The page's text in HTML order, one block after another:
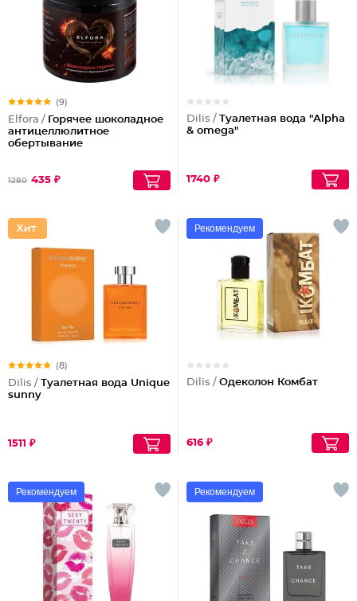
(9)
Elfora / Горячее шоколадное
антицеллюлитное
обертывание
1280 435 ₽
Dilis / Туалетная вода "Alpha
& omega"
1740 ₽
(8)
Dilis / Туалетная вода Unique
sunny
1511 ₽
Рекомендуем
Dilis / Одеколон Комбат
616 ₽
Рекомендуем Рекомендуем